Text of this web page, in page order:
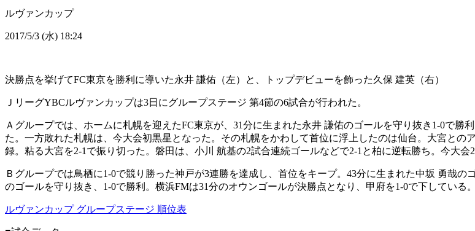
ルヴァンカップ
2017/5/3 (水) 18:24
決勝点を挙げてFC東京を勝利に導いた永井 謙佑（左）と、トップデビューを飾った久保 建英（右）
ＪリーグYBCルヴァンカップは3日にグループステージ 第4節の6試合が行われた。
Ａグループでは、ホームに札幌を迎えたFC東京が、31分に生まれた永井 謙佑のゴールを守り抜き1-0で
た。一方敗れた札幌は、今大会初黒星となった。その札幌をかわして首位に浮上したのは仙台。大宮と
録。粘る大宮を2-1で振り切った。磐田は、小川 航基の2試合連続ゴールなどで2-1と柏に逆転勝ち。今大会
Ｂグループでは鳥栖に1-0で競り勝った神戸が3連勝を達成し、首位をキープ。43分に生まれた中坂 勇哉
のゴールを守り抜き、1-0で勝利。横浜FMは31分のオウンゴールが決勝点となり、甲府を1-0で下している。
ルヴァンカップ グループステージ 順位表